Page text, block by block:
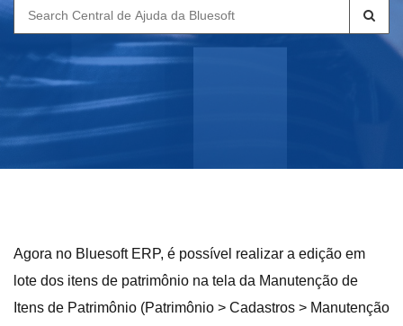
Search
for:
Agora no Bluesoft ERP, é possível realizar a edição em
lote dos itens de patrimônio na tela da Manutenção de
Itens de Patrimônio (Patrimônio > Cadastros > Manutenção